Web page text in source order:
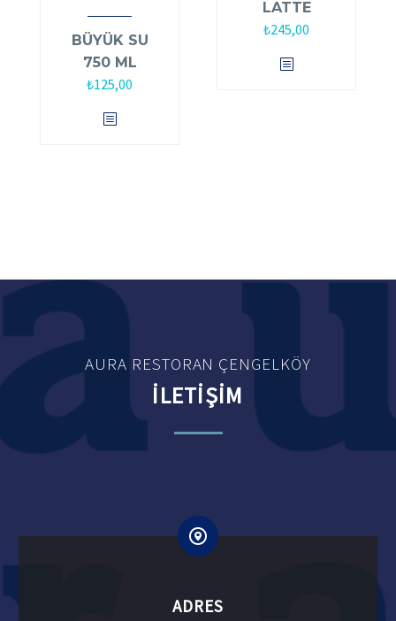
BÜYÜK SU
750 ML
₺125,00
LATTE
₺245,00
AURA RESTORAN ÇENGELKÖY
İLETİŞİM
ADRES